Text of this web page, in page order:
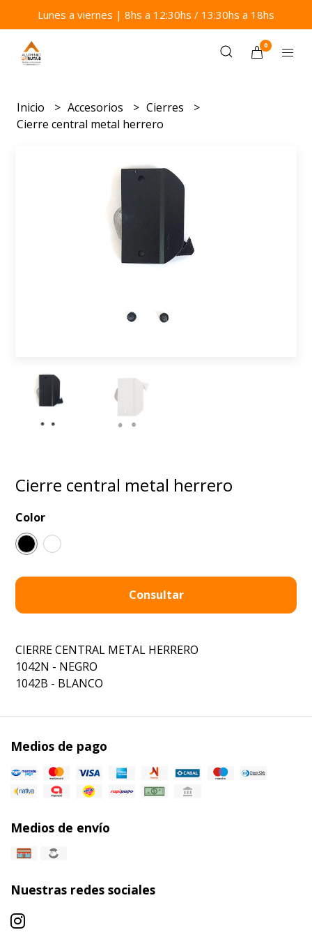
Lunes a viernes | 8hs a 12:30hs / 13:30hs a 18hs
0
Inicio Accesorios
Cierres
Cierre central metal herrero
Cierre central metal herrero
Color
Consultar
CIERRE CENTRAL METAL HERRERO
1042N - NEGRO
1042B - BLANCO
Medios de pago
Medios de envío
Nuestras redes sociales